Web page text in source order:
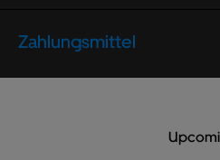
Zahlungsmittel